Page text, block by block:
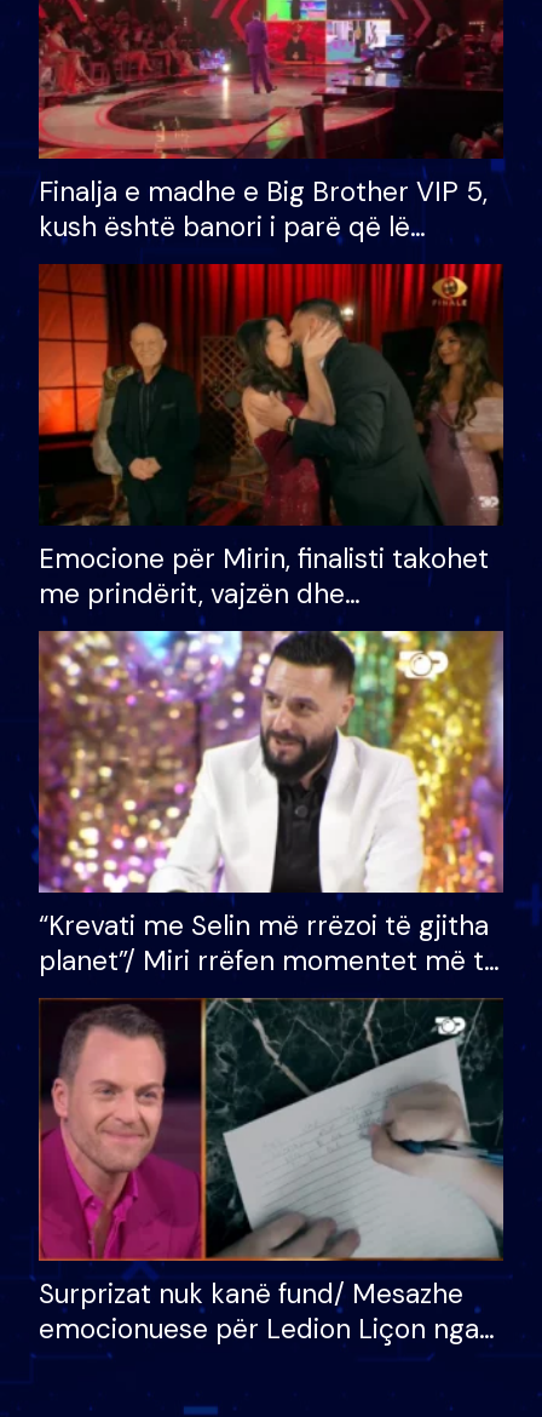
Finalja e madhe e Big Brother VIP 5,
kush është banori i parë që lë
shtëpinë dhe humb mundësinë për
të fituar çmimin e madh
Emocione për Mirin, finalisti takohet
me prindërit, vajzën dhe
bashkëshorten: S’kemi ndonjë letër
divorci apo jo?
“Krevati me Selin më rrëzoi të gjitha
planet”/ Miri rrëfen momentet më të
bukura në shtëpinë e BB VIP: Do më
mungojë zilja e mëngjesit kur…
Surprizat nuk kanë fund/ Mesazhe
emocionuese për Ledion Liçon nga
nëna dhe fëmijët e tij, moderatori
nuk i mban dot lotët: Nuk meritoj…